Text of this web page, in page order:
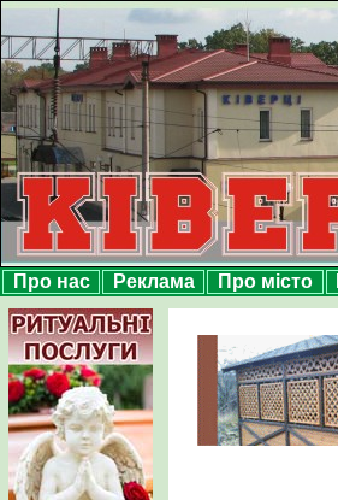
Про нас Реклама Про місто